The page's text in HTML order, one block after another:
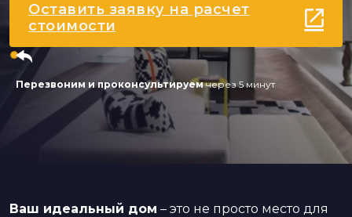
Оставить заявку на расчет
стоимости
Перезвоним и проконсультируемчерез 5 минут
Ваш идеальный дом – это не просто место для